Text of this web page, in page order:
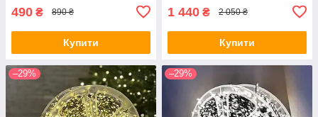
490 ₴ 890 ₴
Купити
1 440 ₴ 2 050 ₴
Купити
–29% –29%